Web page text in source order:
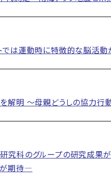
では運動時に特徴的な脳活
解明 ～母親どうしの協力行
究科のグループの研究成
期待―